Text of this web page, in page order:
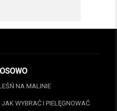
NA MALINIE
WYBRAĆ I PIELĘGNOWAĆ